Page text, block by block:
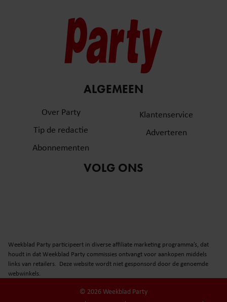
ALGEMEEN
Over Party
Tip de redactie
Abonnementen
Klantenservice
Adverteren
VOLG ONS
Weekblad Party participeert in diverse affiliate marketing programma’s, dat
houdt in dat Weekblad Party commissies ontvangt voor aankopen middels
links van retailers. Deze website wordt niet gesponsord door de genoemde
webwinkels.
© 2026 Weekblad Party